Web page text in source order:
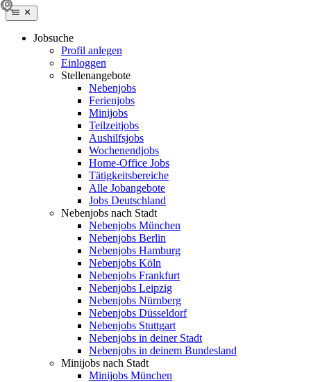
Jobsuche
Profil anlegen
Einloggen
Stellenangebote
Nebenjobs
Ferienjobs
Minijobs
Teilzeitjobs
Aushilfsjobs
Wochenendjobs
Home-Office Jobs
Tätigkeitsbereiche
Alle Jobangebote
Jobs Deutschland
Nebenjobs nach Stadt
Nebenjobs München
Nebenjobs Berlin
Nebenjobs Hamburg
Nebenjobs Köln
Nebenjobs Frankfurt
Nebenjobs Leipzig
Nebenjobs Nürnberg
Nebenjobs Düsseldorf
Nebenjobs Stuttgart
Nebenjobs in deiner Stadt
Nebenjobs in deinem Bundesland
Minijobs nach Stadt
Minijobs München